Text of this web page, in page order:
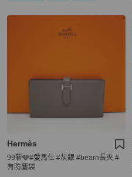
Hermès
99新🩶#愛馬仕 #灰銀 #bearn長夾 #
有防塵袋